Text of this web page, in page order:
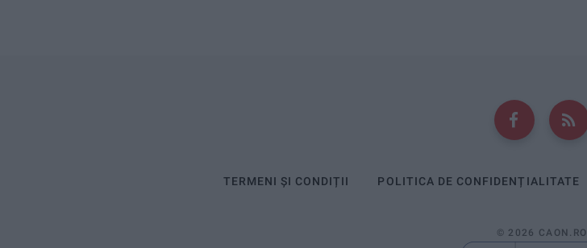
TERMENI ȘI CONDIȚII POLITICA DE CONFIDENȚIALITATE
© 2026 CAON.RO